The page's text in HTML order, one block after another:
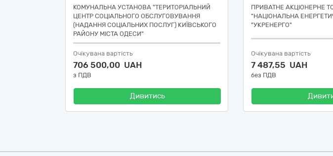
КОМУНАЛЬНА УСТАНОВА "ТЕРИТОРІАЛЬНИЙ
ЦЕНТР СОЦІАЛЬНОГО ОБСЛУГОВУВАННЯ
(НАДАННЯ СОЦІАЛЬНИХ ПОСЛУГ) КИЇВСЬКОГО
РАЙОНУ МІСТА ОДЕСИ"
Очікувана вартість
706 500,00 UAH
з ПДВ
Дивитись
ПРИВАТНЕ АКЦІОНЕРНЕ
"НАЦІОНАЛЬНА
"УКРЕНЕРГО"
Очікувана вартість
7 487,55 UAH
без ПДВ